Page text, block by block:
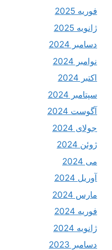
فوریه 2025
ژانویه 2025
دسامبر 2024
نوامبر 2024
اکتبر 2024
سپتامبر 2024
آگوست 2024
جولای 2024
ژوئن 2024
می 2024
آوریل 2024
مارس 2024
فوریه 2024
ژانویه 2024
دسامبر 2023